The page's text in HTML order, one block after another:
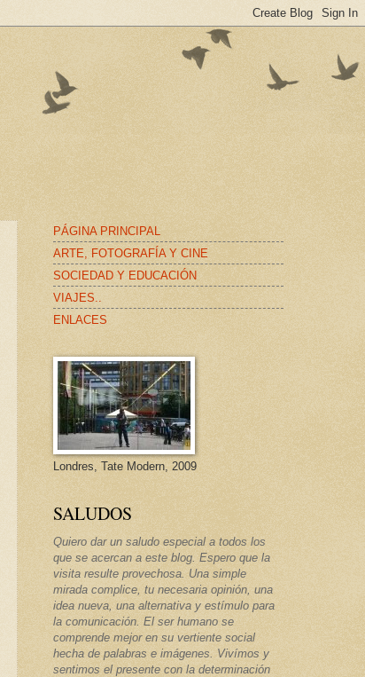
PÁGINA PRINCIPAL
ARTE, FOTOGRAFÍA Y CINE
SOCIEDAD Y EDUCACIÓN
VIAJES..
ENLACES
Londres, Tate Modern, 2009
SALUDOS
Quiero dar un saludo especial a todos los
que se acercan a este blog. Espero que la
visita resulte provechosa. Una simple
mirada complice, tu necesaria opinión, una
idea nueva, una alternativa y estímulo para
la comunicación. El ser humano se
comprende mejor en su vertiente social
hecha de palabras e imágenes. Vivímos y
sentimos el presente con la determinación